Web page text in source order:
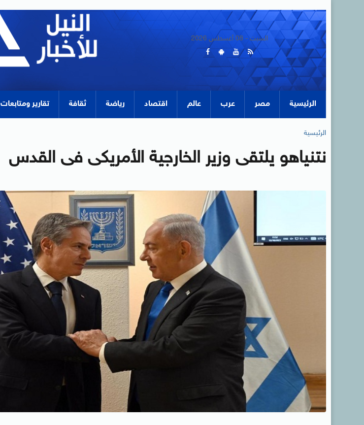
السبت - 08 أغسطس 2026
الرئيسية مصر عرب عالم اقتصاد رياضة ثقافة تقارير ومتابعات
الرئيسية
نتنياهو يلتقى وزير الخارجية الأمريكى فى القدس